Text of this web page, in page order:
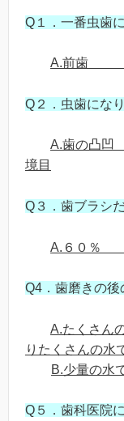
Q１．一番虫歯
A.前歯
Q２．虫歯にな
A.歯の凸
境目
Q３．歯ブラシ
A.６０％
Q4．歯磨きの後
A.たくさん
りたくさんの水
B.少量の水
Q５．歯科医院